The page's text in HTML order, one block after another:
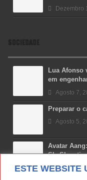
ESTE WEBSITE
Dezembro
SOCIEDADE
Lua Afonso
em
Agosto 7,
Preparar o
Agosto 5,
Avatar
Agosto 3,